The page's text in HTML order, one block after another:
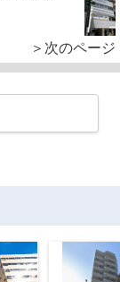
＞次のページ